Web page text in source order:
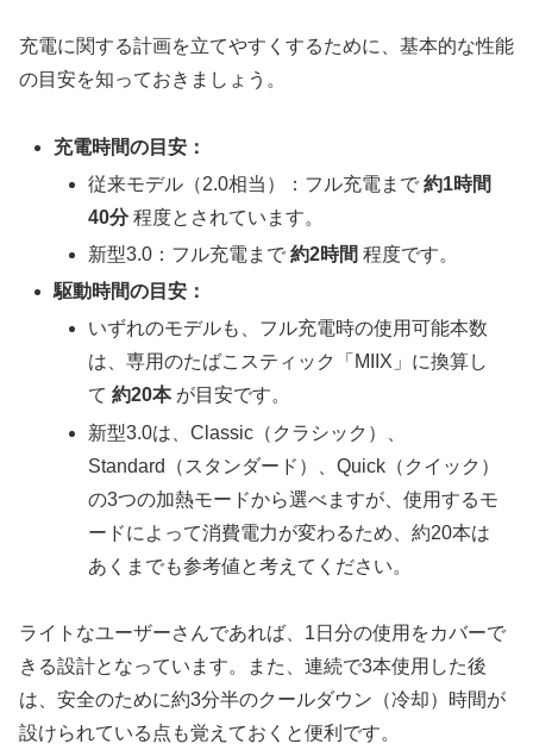
充電に関する計画を立てやすくするために、基本的な性能
の目安を知っておきましょう。
充電時間の目安：
従来モデル（2.0相当）：フル充電まで約1時間
40分程度とされています。
新型3.0：フル充電まで約2時間 程度です。
駆動時間の目安：
いずれのモデルも、フル充電時の使用可能本数
は、専用のたばこスティック「MIIX」に換算し
て約20本が目安です。
新型3.0は、Classic（クラシック）、
Standard（スタンダード）、Quick（クイック）
の3つの加熱モードから選べますが、使用するモ
ードによって消費電力が変わるため、約20本は
あくまでも参考値と考えてください。
ライトなユーザーさんであれば、1日分の使用をカバーで
きる設計となっています。また、連続で3本使用した後
は、安全のために約3分半のクールダウン（冷却）時間が
設けられている点も覚えておくと便利です。